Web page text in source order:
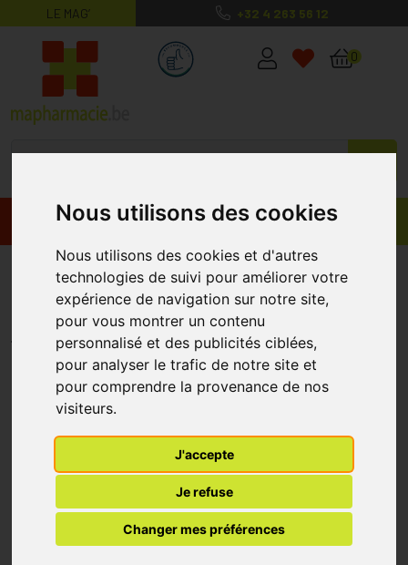
Nous utilisons des cookies
Nous utilisons des cookies et d'autres
technologies de suivi pour améliorer votre
expérience de navigation sur notre site,
pour vous montrer un contenu
personnalisé et des publicités ciblées,
pour analyser le trafic de notre site et
pour comprendre la provenance de nos
visiteurs.
J'accepte
Je refuse
Changer mes préférences
LE MAG’ +32 4 263 56 12
MaPharmacie.be ma santé, mes
0
Promos Produits
Nuxe Nuxuriance Ultra Crème
Anti-Âge Global 50ml
%